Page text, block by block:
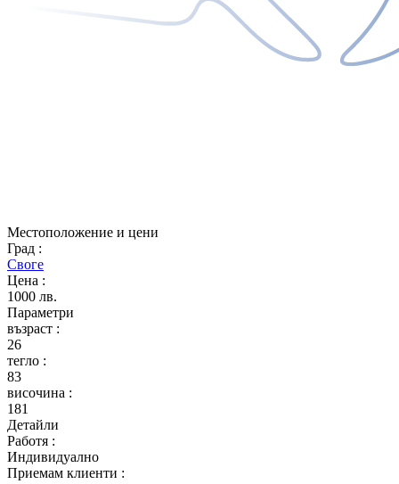
Местоположение и цени
Град :
Своге
Цена :
1000 лв.
Параметри
възраст :
26
тегло :
83
височина :
181
Детайли
Работя :
Индивидуално
Приемам клиенти :